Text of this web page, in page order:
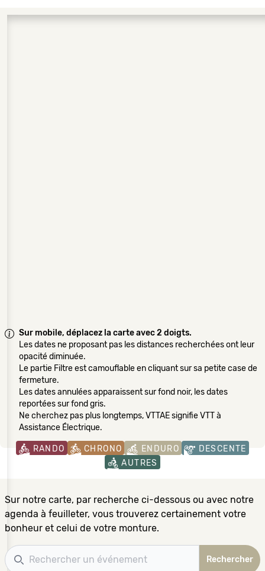
Sur mobile, déplacez la carte avec 2 doigts.
Les dates ne proposant pas les distances recherchées ont leur
opacité diminuée.
Le partie Filtre est camouflable en cliquant sur sa petite case de
fermeture.
Les dates annulées apparaissent sur fond noir, les dates
reportées sur fond gris.
Ne cherchez pas plus longtemps, VTTAE signifie VTT à
Assistance Électrique.
RANDO CHRONO ENDURO
DESCENTE
AUTRES
Sur notre carte, par recherche ci-dessous ou avec notre
agenda à feuilleter, vous trouverez certainement votre
bonheur et celui de votre monture.
Recherche